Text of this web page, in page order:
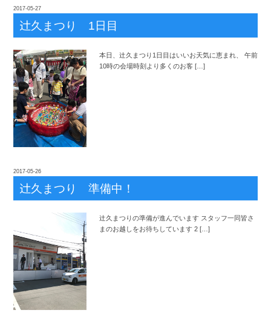
2017-05-27
辻久まつり 1日目
本日、 辻久まつり1日目はいいお天気に恵まれ、 午前
10時の会場時刻より多くのお客 […]
2017-05-26
辻久まつり 準備中！
辻久まつりの準備が進んでいます スタッフ一同皆さ
まのお越しをお待ちしています 2 […]